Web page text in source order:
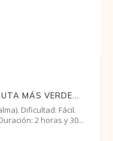
MÁS VERDE...
Dificultad: Fácil.
2 horas y 30...